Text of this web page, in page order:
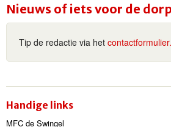
Nieuws of iets voor de
Tip de redactie via het contactformulier.
Handige links
MFC de Swingel